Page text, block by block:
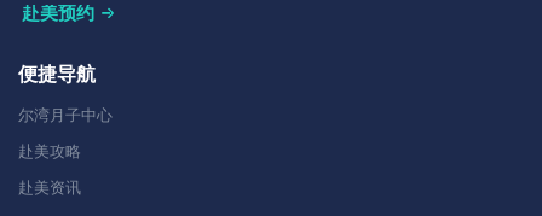
赴美预约
便捷导航
尔湾月子中心
赴美攻略
赴美资讯